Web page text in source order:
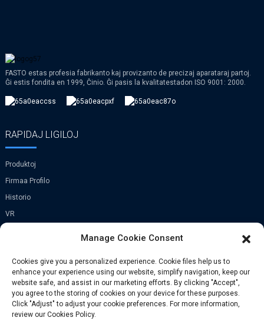
FASTO estas profesia fabrikanto kaj provizanto de precizaj aparataraj partoj.
Ĝi estis fondita en 1999, Ĉinio. Ĝi pasis la kvalitatestadon ISO 9001: 2000.
RAPIDAJ LIGILOJ
Produktoj
Firmaa Profilo
Historio
VR
Vilaĝo Xi Zhen He, Urbeto Zhong Tang,
Distrikto Bin Hai, Tian Jin, Ĉinio
Telefono: +86-029-81165337
Manage Cookie Consent
Cookies give you a personalized experience. Cookie files help us to
enhance your experience using our website, simplify navigation, keep our
website safe, and assist in our marketing efforts. By clicking "Accept",
you agree to the storing of cookies on your device for these purposes.
Click "Adjust" to adjust your cookie preferences. For more information,
review our Cookies Policy.